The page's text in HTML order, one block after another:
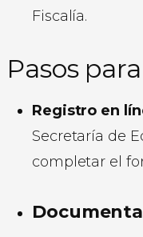
Fiscalía.
Pasos
Registro en
Secretaría de
completar el